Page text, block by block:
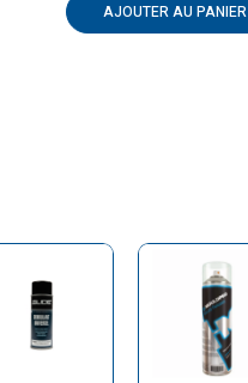
AJOUTER AU PANIER